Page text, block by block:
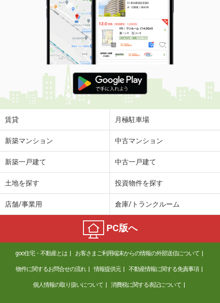
賃貸 月極駐車場
新築マンション 中古マンション
新築一戸建て 中古一戸建て
土地を探す 投資物件を探す
店舗/事業用 倉庫/トランクルーム
PC版へ
goo住宅・不動産とは お客さまご利用端末からの情報の外部送信について
物件に関するお問合せの流れ 情報提供元 不動産情報に関する免責事項
個人情報の取り扱いについて 消費税に関する表記について